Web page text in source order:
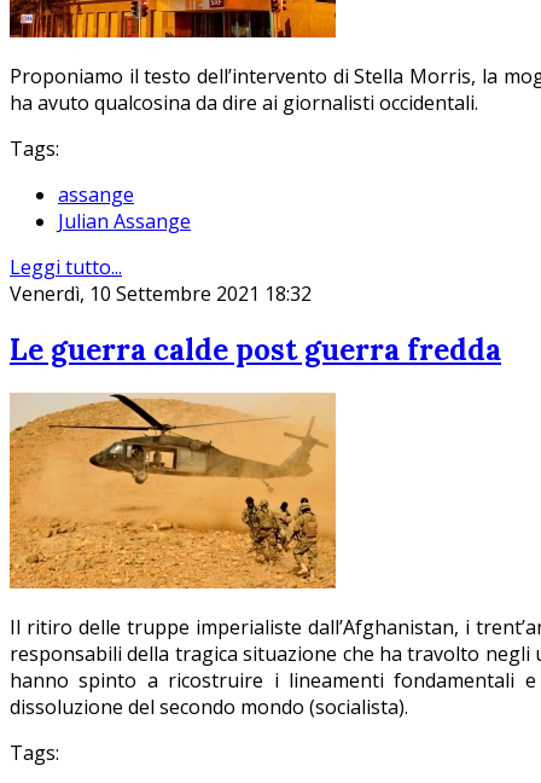
Proponiamo il testo dell’intervento di Stella Morris, la
ha avuto qualcosina da dire ai giornalisti occidentali.
Tags:
assange
Julian Assange
Leggi tutto...
Venerdì, 10 Settembre 2021 18:32
Le guerra calde post guerra fredda
Il ritiro delle truppe imperialiste dall’Afghanistan, i
responsabili della tragica situazione che ha travolto negli
hanno spinto a ricostruire i lineamenti fondamentali
dissoluzione del secondo mondo (socialista).
Tags: